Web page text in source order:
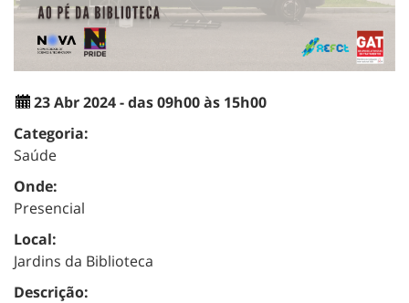
23 Abr 2024 - das 09h00 às 15h00
Categoria:
Saúde
Onde:
Presencial
Local:
Jardins da Biblioteca
Descrição: